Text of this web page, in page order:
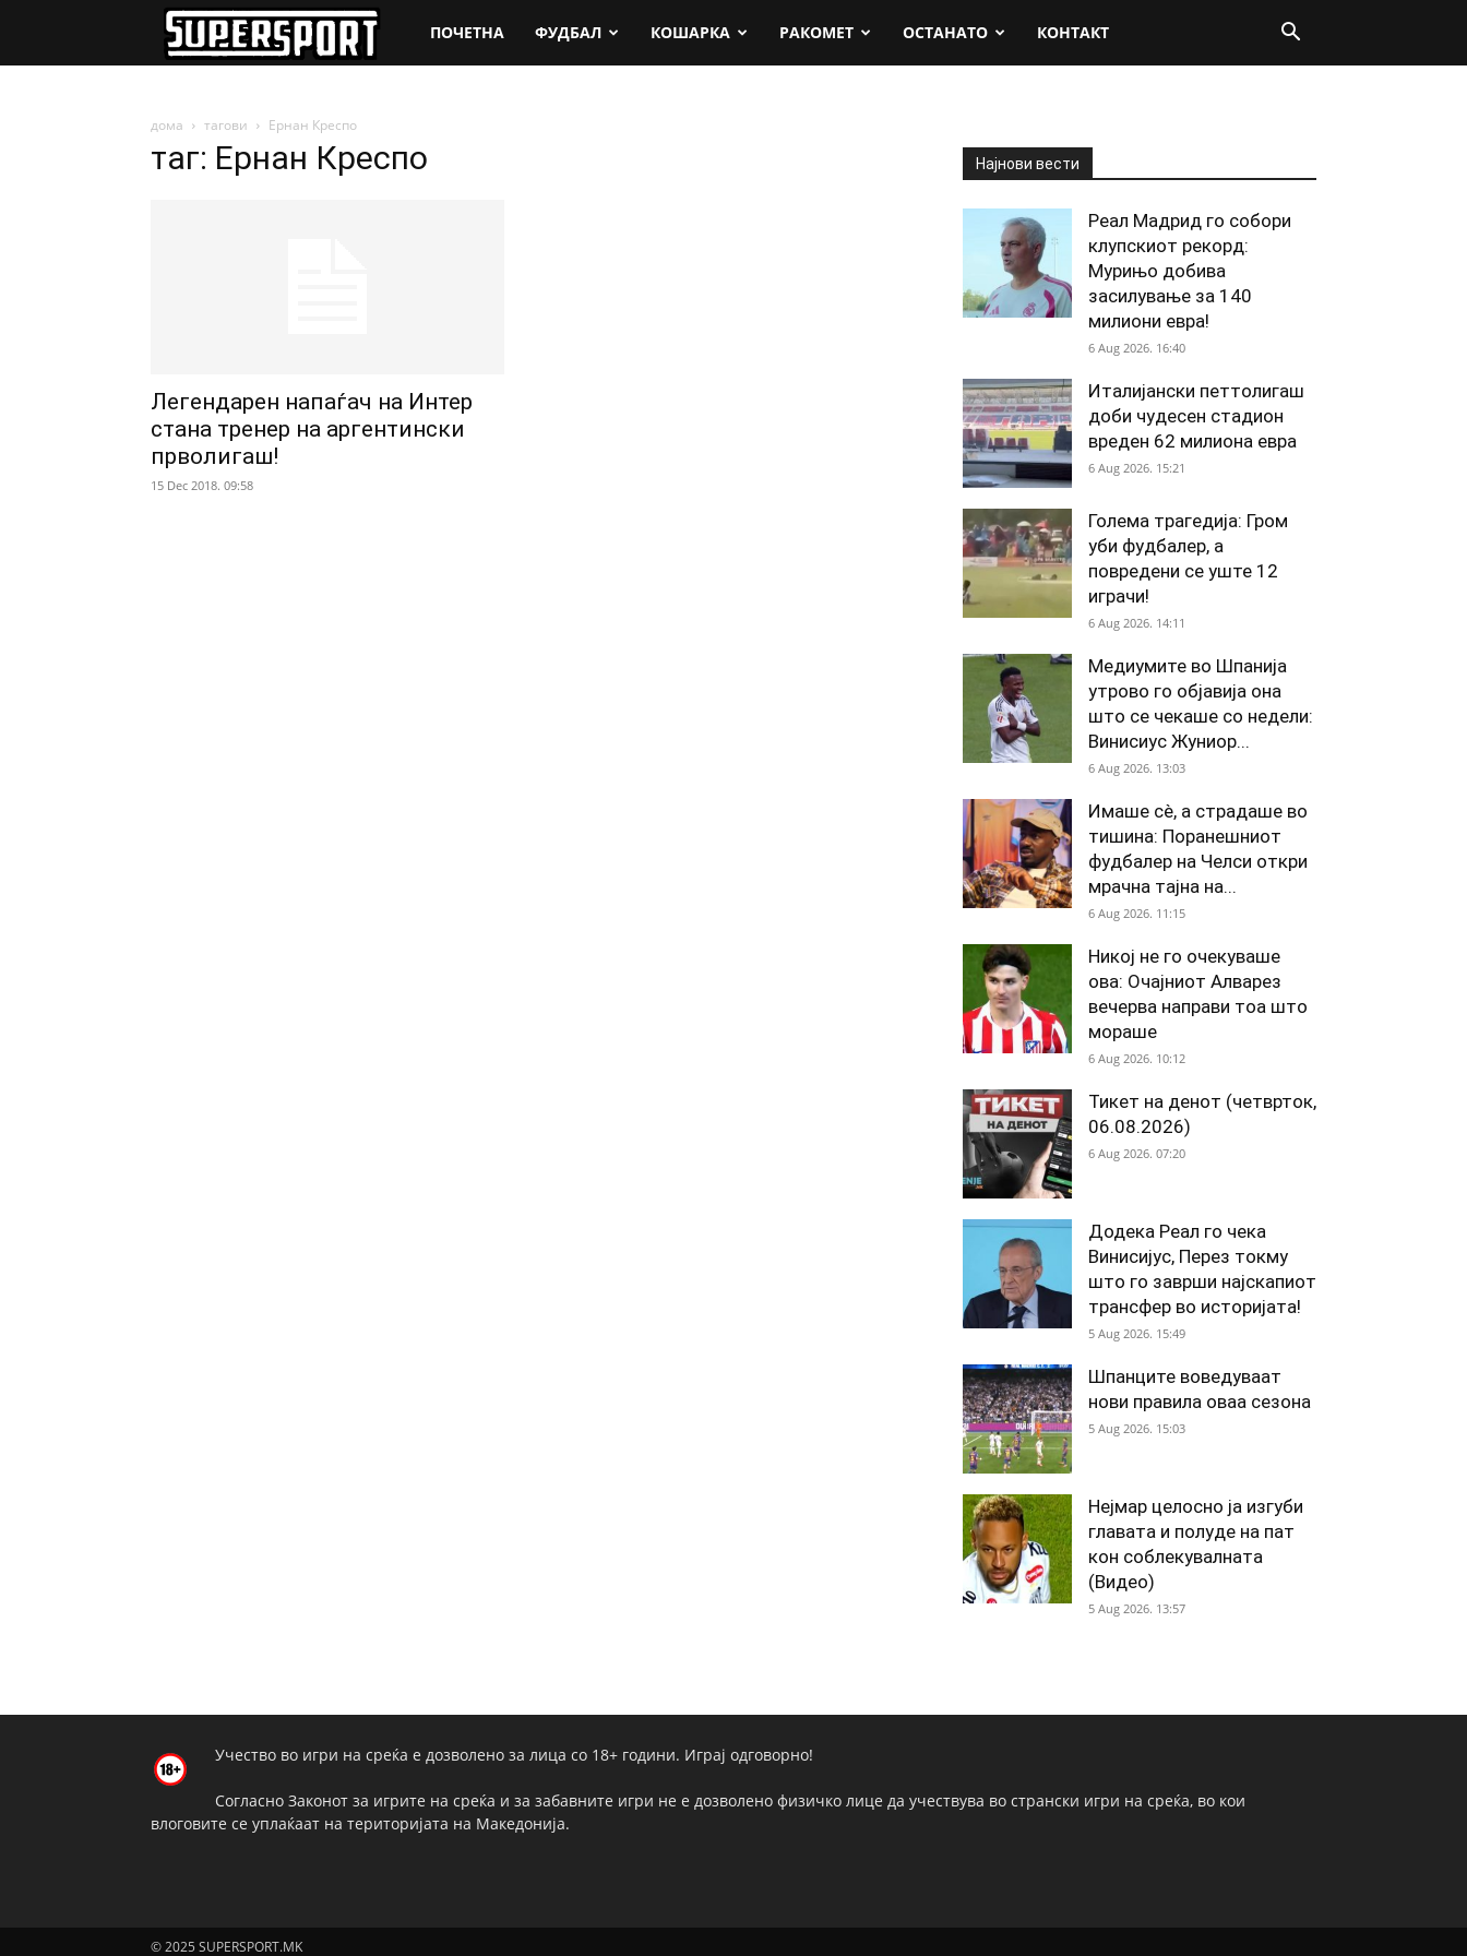
SuperSport.mk
ПОЧЕТНА ФУДБАЛ КОШАРКА РАКОМЕТ ОСТАНАТО КОНТАКТ
дома тагови Ернан Креспо
таг: Ернан Креспо
Легендарен напаѓач на Интер
стана тренер на аргентински
прволигаш!
15 Dec 2018. 09:58
Најнови вести
Реал Мадрид го собори
клупскиот рекорд:
Мурињо добива
засилување за 140
милиони евра!
6 Aug 2026. 16:40
Италијански петтолигаш
доби чудесен стадион
вреден 62 милиона евра
6 Aug 2026. 15:21
Голема трагедија: Гром
уби фудбалер, а
повредени се уште 12
играчи!
6 Aug 2026. 14:11
Медиумите во Шпанија
утрово го објавија она
што се чекаше со недели:
Винисиус Жуниор...
6 Aug 2026. 13:03
Имаше сè, а страдаше во
тишина: Поранешниот
фудбалер на Челси откри
мрачна тајна на...
6 Aug 2026. 11:15
Никој не го очекуваше
ова: Очајниот Алварез
вечерва направи тоа што
мораше
6 Aug 2026. 10:12
Тикет на денот (четврток,
06.08.2026)
6 Aug 2026. 07:20
Додека Реал го чека
Винисијус, Перез токму
што го заврши најскапиот
трансфер во историјата!
5 Aug 2026. 15:49
Шпанците воведуваат
нови правила оваа сезона
5 Aug 2026. 15:03
Нејмар целосно ја изгуби
главата и полуде на пат
кон соблекувалната
(Видео)
5 Aug 2026. 13:57
Учество во игри на среќа е дозволено за лица со 18+ години. Играј одговорно!
Согласно Законот за игрите на среќа и за забавните игри не е дозволено физичко лице да учествува во странски игри на среќа, во кои
влоговите се уплаќаат на територијата на Македонија.
© 2025 SUPERSPORT.MK